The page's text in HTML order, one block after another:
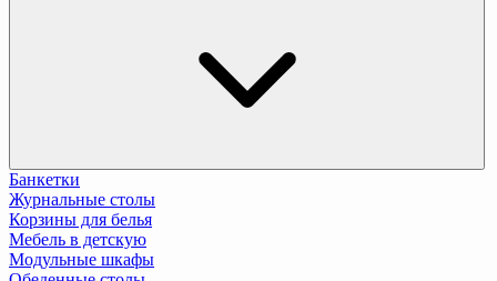
Банкетки
Журнальные столы
Корзины для белья
Мебель в детскую
Модульные шкафы